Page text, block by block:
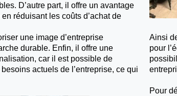
D’autre part, il offre un avantage
réduisant les coûts d’achat de
une image d’entreprise
durable. Enfin, il offre une
car il est possible de
actuels de l’entreprise, ce qui
Ainsi
pour
Pour